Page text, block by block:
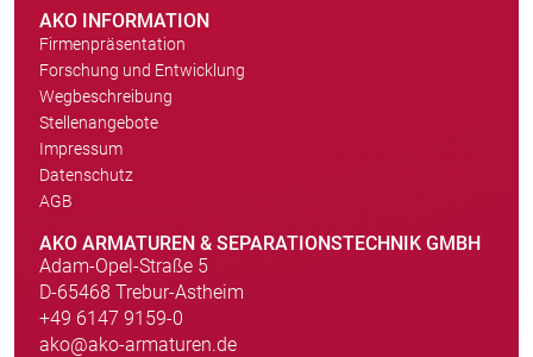
AKO INFORMATION
Firmenpräsentation
Forschung und Entwicklung
Wegbeschreibung
Stellenangebote
Impressum
Datenschutz
AGB
AKO ARMATUREN & SEPARATIONSTECHNIK GMBH
Adam-Opel-Straße 5
D-65468 Trebur-Astheim
+49 6147 9159-0
ako@ako-armaturen.de